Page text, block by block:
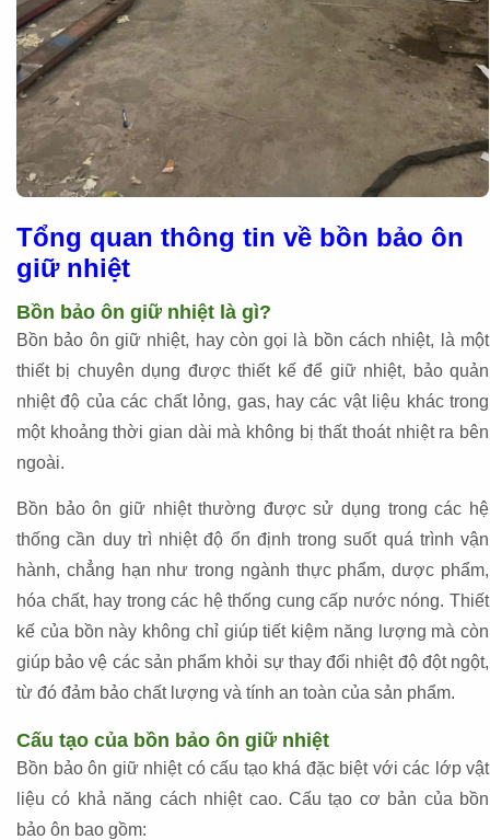
Tổng quan thông tin về bồn bảo ôn
giữ nhiệt
Bồn bảo ôn giữ nhiệt là gì?
Bồn bảo ôn giữ nhiệt, hay còn gọi là bồn cách nhiệt, là một
thiết bị chuyên dụng được thiết kế để giữ nhiệt, bảo quản
nhiệt độ của các chất lỏng, gas, hay các vật liệu khác trong
một khoảng thời gian dài mà không bị thất thoát nhiệt ra bên
ngoài.
Bồn bảo ôn giữ nhiệt thường được sử dụng trong các hệ
thống cần duy trì nhiệt độ ổn định trong suốt quá trình vận
hành, chẳng hạn như trong ngành thực phẩm, dược phẩm,
hóa chất, hay trong các hệ thống cung cấp nước nóng. Thiết
kế của bồn này không chỉ giúp tiết kiệm năng lượng mà còn
giúp bảo vệ các sản phẩm khỏi sự thay đổi nhiệt độ đột ngột,
từ đó đảm bảo chất lượng và tính an toàn của sản phẩm.
Cấu tạo của bồn bảo ôn giữ nhiệt
Bồn bảo ôn giữ nhiệt có cấu tạo khá đặc biệt với các lớp vật
liệu có khả năng cách nhiệt cao. Cấu tạo cơ bản của bồn
bảo ôn bao gồm: